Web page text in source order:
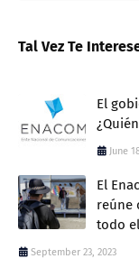
Tal Vez Te
El
June
El
reúne
todo
September 23, 2023